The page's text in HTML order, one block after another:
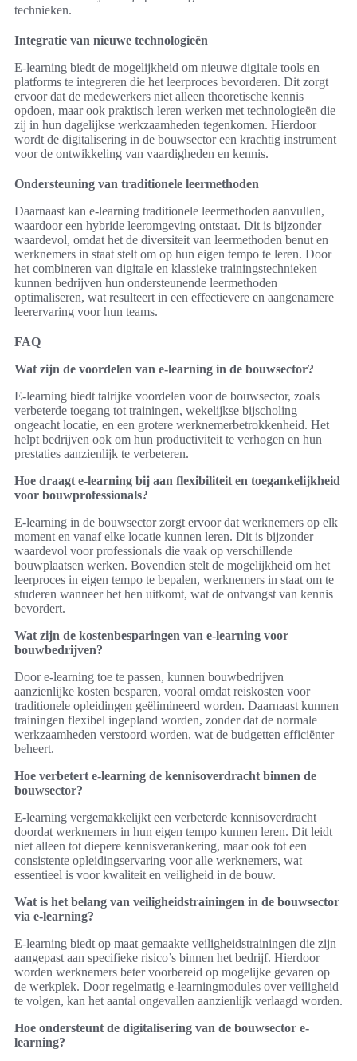
technieken.
Integratie van nieuwe technologieën
E-learning biedt de mogelijkheid om nieuwe digitale tools en
platforms te integreren die het leerproces bevorderen. Dit zorgt
ervoor dat de medewerkers niet alleen theoretische kennis
opdoen, maar ook praktisch leren werken met technologieën die
zij in hun dagelijkse werkzaamheden tegenkomen. Hierdoor
wordt de digitalisering in de bouwsector een krachtig instrument
voor de ontwikkeling van vaardigheden en kennis.
Ondersteuning van traditionele leermethoden
Daarnaast kan e-learning traditionele leermethoden aanvullen,
waardoor een hybride leeromgeving ontstaat. Dit is bijzonder
waardevol, omdat het de diversiteit van leermethoden benut en
werknemers in staat stelt om op hun eigen tempo te leren. Door
het combineren van digitale en klassieke trainingstechnieken
kunnen bedrijven hun ondersteunende leermethoden
optimaliseren, wat resulteert in een effectievere en aangenamere
leerervaring voor hun teams.
FAQ
Wat zijn de voordelen van e-learning in de bouwsector?
E-learning biedt talrijke voordelen voor de bouwsector, zoals
verbeterde toegang tot trainingen, wekelijkse bijscholing
ongeacht locatie, en een grotere werknemerbetrokkenheid. Het
helpt bedrijven ook om hun productiviteit te verhogen en hun
prestaties aanzienlijk te verbeteren.
Hoe draagt e-learning bij aan flexibiliteit en toegankelijkheid
voor bouwprofessionals?
E-learning in de bouwsector zorgt ervoor dat werknemers op elk
moment en vanaf elke locatie kunnen leren. Dit is bijzonder
waardevol voor professionals die vaak op verschillende
bouwplaatsen werken. Bovendien stelt de mogelijkheid om het
leerproces in eigen tempo te bepalen, werknemers in staat om te
studeren wanneer het hen uitkomt, wat de ontvangst van kennis
bevordert.
Wat zijn de kostenbesparingen van e-learning voor
bouwbedrijven?
Door e-learning toe te passen, kunnen bouwbedrijven
aanzienlijke kosten besparen, vooral omdat reiskosten voor
traditionele opleidingen geëlimineerd worden. Daarnaast kunnen
trainingen flexibel ingepland worden, zonder dat de normale
werkzaamheden verstoord worden, wat de budgetten efficiënter
beheert.
Hoe verbetert e-learning de kennisoverdracht binnen de
bouwsector?
E-learning vergemakkelijkt een verbeterde kennisoverdracht
doordat werknemers in hun eigen tempo kunnen leren. Dit leidt
niet alleen tot diepere kennisverankering, maar ook tot een
consistente opleidingservaring voor alle werknemers, wat
essentieel is voor kwaliteit en veiligheid in de bouw.
Wat is het belang van veiligheidstrainingen in de bouwsector
via e-learning?
E-learning biedt op maat gemaakte veiligheidstrainingen die zijn
aangepast aan specifieke risico’s binnen het bedrijf. Hierdoor
worden werknemers beter voorbereid op mogelijke gevaren op
de werkplek. Door regelmatig e-learningmodules over veiligheid
te volgen, kan het aantal ongevallen aanzienlijk verlaagd worden.
Hoe ondersteunt de digitalisering van de bouwsector e-
learning?